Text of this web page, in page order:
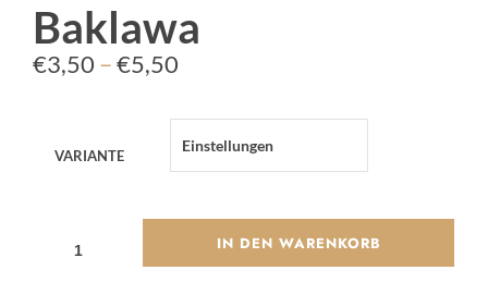
Baklawa
€3,50 –€5,50
€5,50
VARIANTE
MENGE
IN DEN WARENKORB